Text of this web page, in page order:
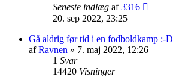
Seneste indlæg af3316
20. sep 2022, 23:25
Gå aldrig før tid i en fodboldkamp :-D
afRavnen » 7. maj 2022, 12:26
1 Svar
14420 Visninger